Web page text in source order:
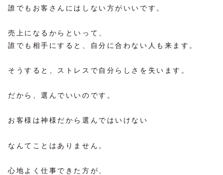
誰でもお客さんにはしない方がいいです。
売上になるからといって、
誰でも相手にすると、自分に合わない人も来ます。
そうすると、ストレスで自分らしさを失います。
だから、選んでいいのです。
お客様は神様だから選んではいけない
なんてことはありません。
心地よく仕事できた方が、